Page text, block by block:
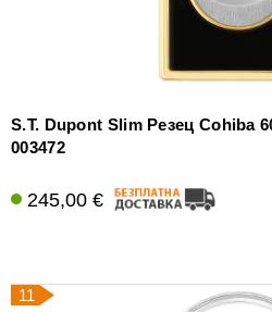
S.T. Dupont Slim Резец Cohiba
003472
245,00 €
11